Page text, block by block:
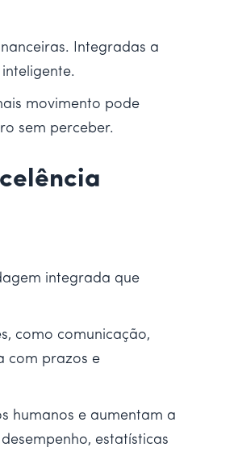
Integradas a
movimento pode
sem perceber.
integrada que
como comunicação,
com prazos e
humanos e aumentam a
estatísticas